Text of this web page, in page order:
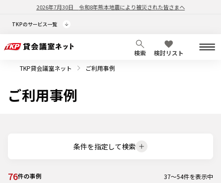
2026年7月30日 令和8年熊本地震により被災された皆さまへ
TKPのサービス一覧
検索
検討リスト
TKP貸会議室ネット
ご利用事例
ご利用事例
条件を指定して検索
76件の事例 37～54件を表示中